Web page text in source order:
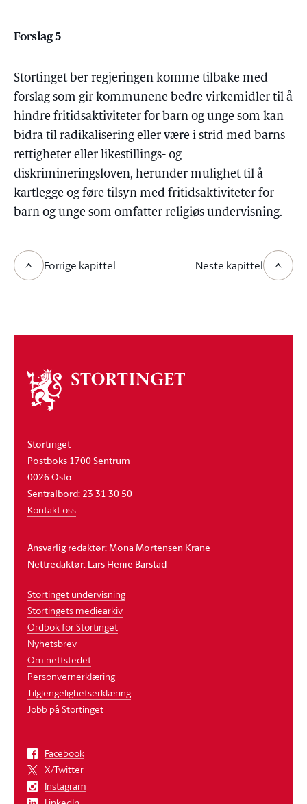
Forslag 5
Stortinget ber regjeringen komme tilbake med
forslag som gir kommunene bedre virkemidler til å
hindre fritidsaktiviteter for barn og unge som kan
bidra til radikalisering eller være i strid med barns
rettigheter eller likestillings- og
diskrimineringsloven, herunder mulighet til å
kartlegge og føre tilsyn med fritidsaktiviteter for
barn og unge som omfatter religiøs undervisning.
Forrige kapittel Neste kapittel
Om
stortinget
Stortinget
Postboks 1700 Sentrum
0026 Oslo
Sentralbord: 23 31 30 50
Kontakt oss
Ansvarlig redaktør: Mona Mortensen Krane
Nettredaktør: Lars Henie Barstad
Stortinget undervisning
Stortingets mediearkiv
Ordbok for Stortinget
Nyhetsbrev
Om nettstedet
Personvernerklæring
Tilgjengelighetserklæring
Jobb på Stortinget
Facebook
X/Twitter
Instagram